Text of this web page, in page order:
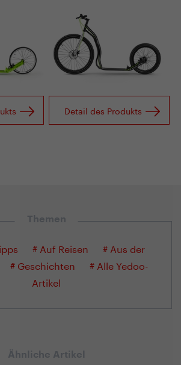
Detail des Produkts
Themen
# Auf Reisen
# Aus der
# Geschichten
# Alle Yedoo-
Artikel
Ähnliche Artikel